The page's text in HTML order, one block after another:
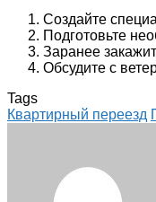
Создайте
Подготовьте
Заранее
Обсудите с
Tags
Квартирный переезд